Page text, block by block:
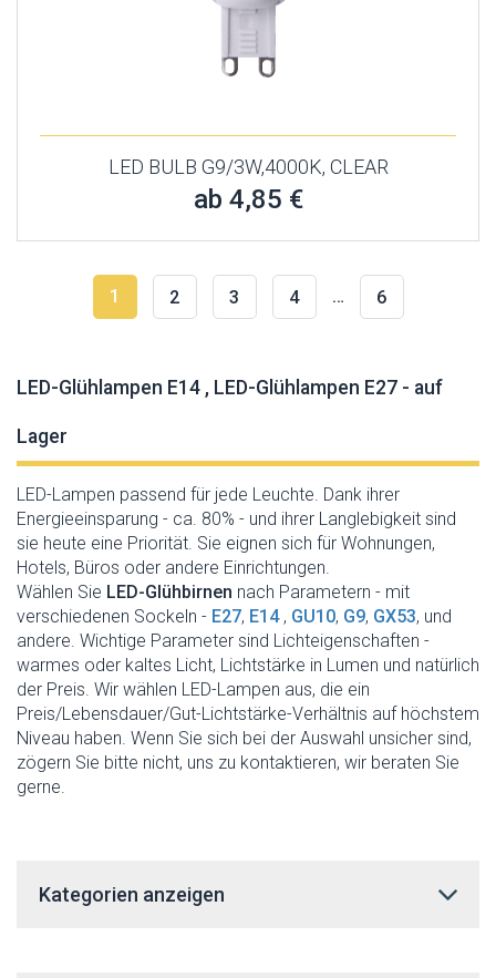
LED BULB G9/3W,4000K, CLEAR
ab 4,85 €
1 2 3 4 … 6
LED-Glühlampen E14 , LED-Glühlampen E27 - auf
Lager
LED-Lampen passend für jede Leuchte. Dank ihrer
Energieeinsparung - ca. 80% - und ihrer Langlebigkeit sind
sie heute eine Priorität. Sie eignen sich für Wohnungen,
Hotels, Büros oder andere Einrichtungen.
Wählen Sie LED-Glühbirnen nach Parametern - mit
verschiedenen Sockeln - E27, E14, GU10, G9, GX53, und
andere. Wichtige Parameter sind Lichteigenschaften -
warmes oder kaltes Licht, Lichtstärke in Lumen und natürlich
der Preis. Wir wählen LED-Lampen aus, die ein
Preis/Lebensdauer/Gut-Lichtstärke-Verhältnis auf höchstem
Niveau haben. Wenn Sie sich bei der Auswahl unsicher sind,
zögern Sie bitte nicht, uns zu kontaktieren, wir beraten Sie
gerne.
Kategorien anzeigen